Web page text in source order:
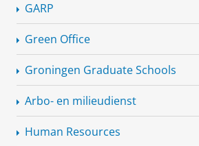
GARP
Green Office
Groningen Graduate Schools
Arbo- en milieudienst
Human Resources